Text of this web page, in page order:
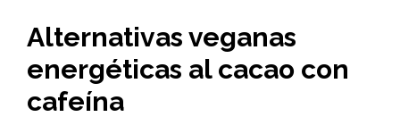
Alternativas veganas
energéticas al cacao con
cafeína